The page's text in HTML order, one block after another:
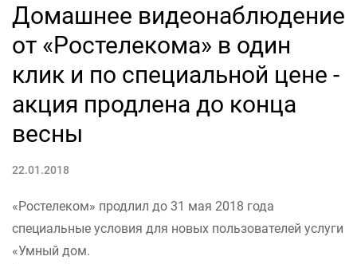
Домашнее видеонаблюдение
от «Ростелекома» в один
клик и по специальной цене -
акция продлена до конца
весны
22.01.2018
«Ростелеком» продлил до 31 мая 2018 года
специальные условия для новых пользователей услуги
«Умный дом.